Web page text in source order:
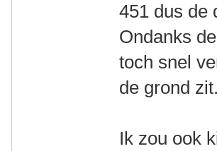
451 dus de
Ondanks
toch snel
de grond zit.
Ik zou ook